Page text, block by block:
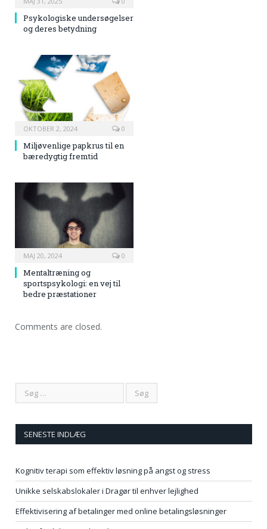
Psykologiske undersøgelser
og deres betydning
OKTOBER 2, 2024 0
Miljøvenlige papkrus til en
bæredygtig fremtid
MAJ 20, 2024 0
Mentaltræning og
sportspsykologi: en vej til
bedre præstationer
Comments are closed.
SENESTE INDLÆG
Kognitiv terapi som effektiv løsning på angst og stress
Unikke selskabslokaler i Dragør til enhver lejlighed
Effektivisering af betalinger med online betalingsløsninger